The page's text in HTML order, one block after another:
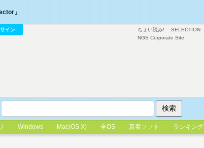
ちょい読み! SELECTION
NGS Corporate Site
」
イン
Windows Mac(OS X) 全OS 新着ソフト ランキング